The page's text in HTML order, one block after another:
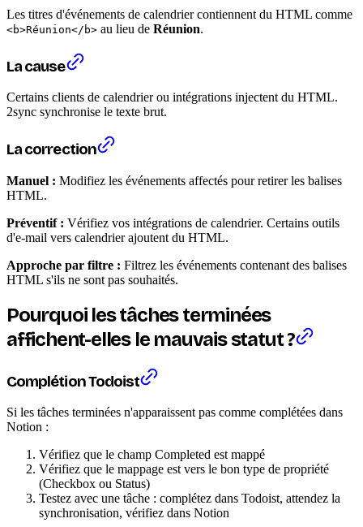
Les titres d'événements de calendrier contiennent du HTML comme
<b>Réunion</b> au lieu de Réunion.
La cause
Certains clients de calendrier ou intégrations injectent du HTML.
2sync synchronise le texte brut.
La correction
Manuel : Modifiez les événements affectés pour retirer les balises
HTML.
Préventif : Vérifiez vos intégrations de calendrier. Certains outils
d'e-mail vers calendrier ajoutent du HTML.
Approche par filtre : Filtrez les événements contenant des balises
HTML s'ils ne sont pas souhaités.
Pourquoi les tâches terminées
affichent-elles le mauvais statut ?
Complétion Todoist
Si les tâches terminées n'apparaissent pas comme complétées dans
Notion :
Vérifiez que le champ Completed est mappé
Vérifiez que le mappage est vers le bon type de propriété
(Checkbox ou Status)
Testez avec une tâche : complétez dans Todoist, attendez la
synchronisation, vérifiez dans Notion